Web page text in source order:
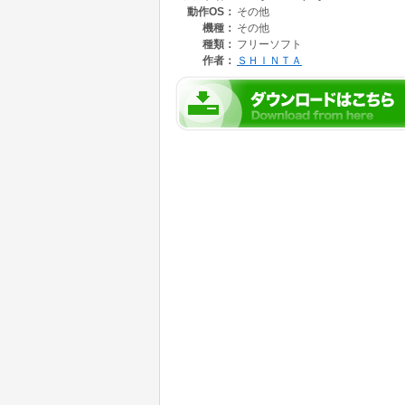
【 スクリーンショット 】
http://www33.tok2.com/home/shinta/
動作OS： その他
機種： その他
種類： フリーソフト
作者：
ＳＨＩＮＴＡ